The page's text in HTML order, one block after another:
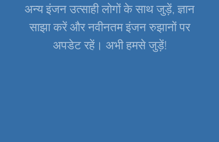
अन्य इंजन उत्साही लोगों के साथ जुड़ें, ज्ञान
साझा करें और नवीनतम इंजन रुझानों पर
अपडेट रहें। अभी हमसे जुड़ें!